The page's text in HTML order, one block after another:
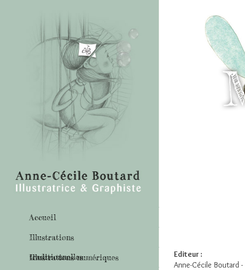
Accueil
Illustrations
traditionnelles
Illustrations numériques
Editeur :
Anne-Cécile Boutard